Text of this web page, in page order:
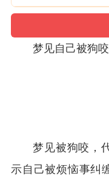
梦见自己被狗
梦见被狗咬，
示自己被烦恼事纠